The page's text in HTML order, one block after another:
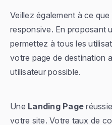
Veillez également à ce
responsive. En proposant
permettez à tous les
votre page de destination
utilisateur possible.
Une Landing Page
votre site. Votre taux de